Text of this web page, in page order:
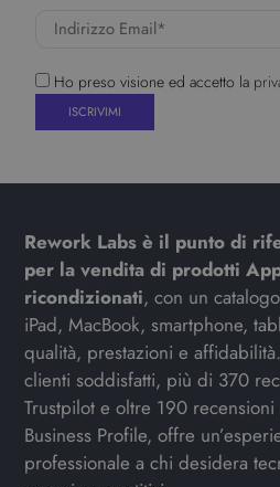
Ho preso visione ed accetto la
Rework Labs è il punto di
per la vendita di prodotti
ricondizionati, con un
iPad, MacBook, smartphone,
qualità, prestazioni e
clienti soddisfatti, più di 370
Trustpilot e oltre 190
Business Profile, offre
professionale a chi desidera